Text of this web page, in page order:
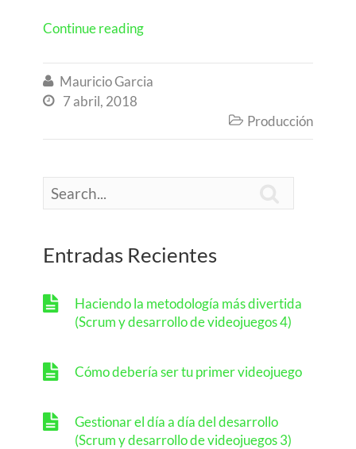
Continue reading
 Mauricio Garcia
 7 abril, 2018
 Producción
Entradas Recientes
Haciendo la metodología más divertida
(Scrum y desarrollo de videojuegos 4)
Cómo debería ser tu primer videojuego
Gestionar el día a día del desarrollo
(Scrum y desarrollo de videojuegos 3)